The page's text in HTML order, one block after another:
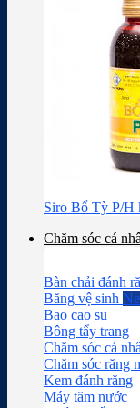
Siro Bổ Tỳ P/H
Chăm sóc cá
Bàn chải đánh
Băng vệ sinh
Bao cao su
Bông tẩy trang
Chăm sóc cá
Chăm sóc răng
Kem đánh răng
Máy tăm nước